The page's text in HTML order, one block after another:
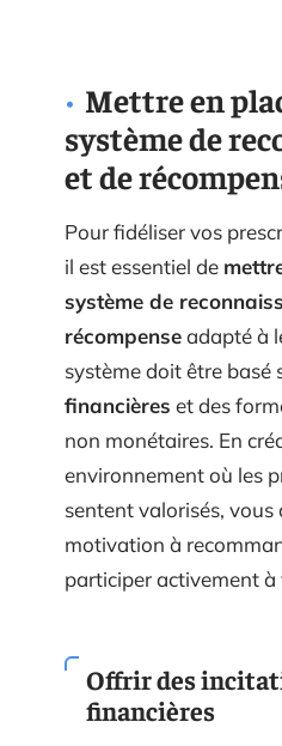
Mettre en
système de
et de
Pour fidéliser vos
il est essentiel de
système de
récompense adapté à
système doit être basé
financières
et des
non monétaires. En
environnement où les
sentent valorisés, vous
motivation à
participer activement à
Offrir des
financières